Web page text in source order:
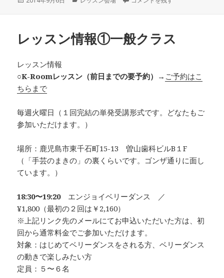
ー
レッスン情報①一般クラス
レッスン情報
○K-Roomレッスン（前日までの要予約） → ご予約はこ
ちらまで
毎週火曜日（１回完結の単発受講形式です。どなたもご
参加いただけます。）
場所：鹿児島市東千石町15-13 曽山歯科ビルB１F
（「手芸のまきの」の裏くらいです。ゴンザ通りに面し
ています。）
18:30〜19:20エンジョイベリーダンス ／
¥1,800（最初の２回は￥2,160）
※上記リンク先のメールにてお申込いただいた方は、初
回から通常料金でご参加いただけます。
対象：はじめてベリーダンスをされる方、ベリーダンス
の動きで楽しみたい方
定員：５〜６名